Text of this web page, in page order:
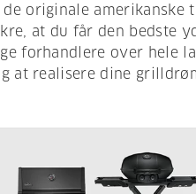
originale
at du får den bedste
forhandlere over hele
at realisere dine